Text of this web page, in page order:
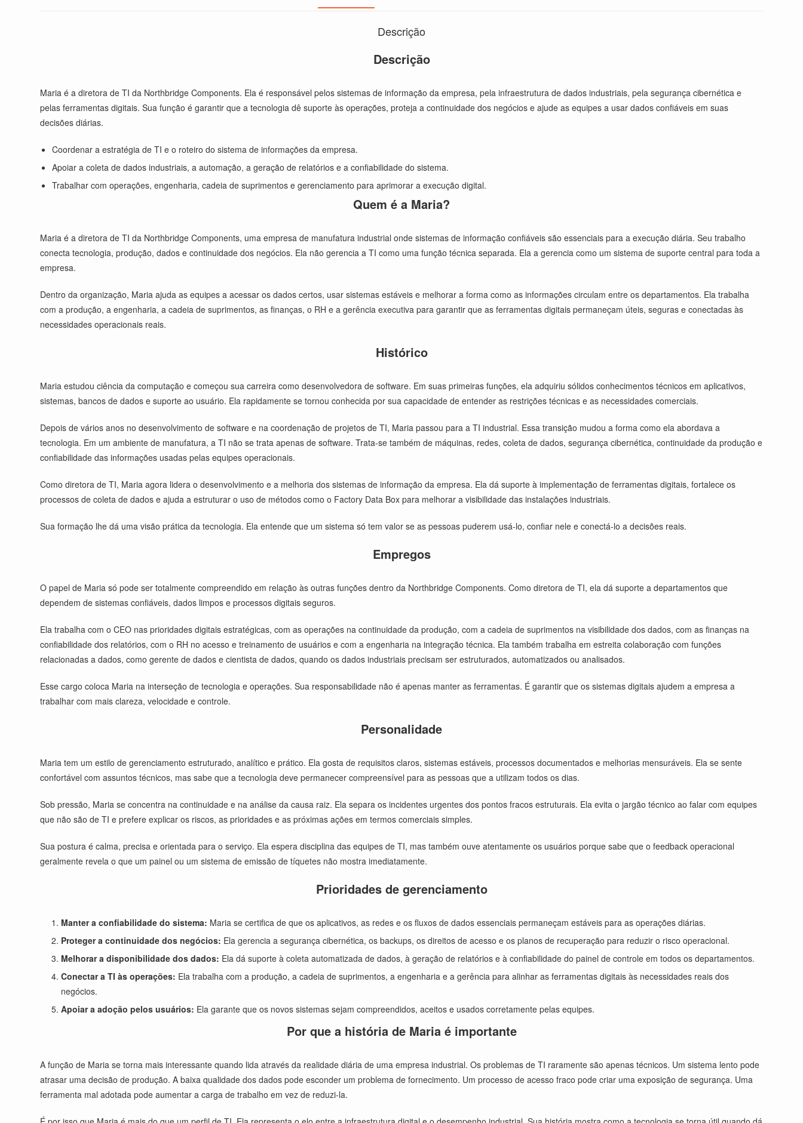
Descrição
Descrição
Maria é a diretora de TI da Northbridge Components. Ela é responsável pelos sistemas de informação da empresa, pela infraestrutura de dados industriais, pela segurança cibernética e
pelas ferramentas digitais. Sua função é garantir que a tecnologia dê suporte às operações, proteja a continuidade dos negócios e ajude as equipes a usar dados confiáveis em suas
decisões diárias.
Coordenar a estratégia de TI e o roteiro do sistema de informações da empresa.
Apoiar a coleta de dados industriais, a automação, a geração de relatórios e a confiabilidade do sistema.
Trabalhar com operações, engenharia, cadeia de suprimentos e gerenciamento para aprimorar a execução digital.
Quem é a Maria?
Maria é a diretora de TI da Northbridge Components, uma empresa de manufatura industrial onde sistemas de informação confiáveis são essenciais para a execução diária. Seu trabalho
conecta tecnologia, produção, dados e continuidade dos negócios. Ela não gerencia a TI como uma função técnica separada. Ela a gerencia como um sistema de suporte central para toda a
empresa.
Dentro da organização, Maria ajuda as equipes a acessar os dados certos, usar sistemas estáveis e melhorar a forma como as informações circulam entre os departamentos. Ela trabalha
com a produção, a engenharia, a cadeia de suprimentos, as finanças, o RH e a gerência executiva para garantir que as ferramentas digitais permaneçam úteis, seguras e conectadas às
necessidades operacionais reais.
Histórico
Maria estudou ciência da computação e começou sua carreira como desenvolvedora de software. Em suas primeiras funções, ela adquiriu sólidos conhecimentos técnicos em aplicativos,
sistemas, bancos de dados e suporte ao usuário. Ela rapidamente se tornou conhecida por sua capacidade de entender as restrições técnicas e as necessidades comerciais.
Depois de vários anos no desenvolvimento de software e na coordenação de projetos de TI, Maria passou para a TI industrial. Essa transição mudou a forma como ela abordava a
tecnologia. Em um ambiente de manufatura, a TI não se trata apenas de software. Trata-se também de máquinas, redes, coleta de dados, segurança cibernética, continuidade da produção e
confiabilidade das informações usadas pelas equipes operacionais.
Como diretora de TI, Maria agora lidera o desenvolvimento e a melhoria dos sistemas de informação da empresa. Ela dá suporte à implementação de ferramentas digitais, fortalece os
processos de coleta de dados e ajuda a estruturar o uso de métodos como o Factory Data Box para melhorar a visibilidade das instalações industriais.
Sua formação lhe dá uma visão prática da tecnologia. Ela entende que um sistema só tem valor se as pessoas puderem usá-lo, confiar nele e conectá-lo a decisões reais.
Empregos
O papel de Maria só pode ser totalmente compreendido em relação às outras funções dentro da Northbridge Components. Como diretora de TI, ela dá suporte a departamentos que
dependem de sistemas confiáveis, dados limpos e processos digitais seguros.
Ela trabalha com o CEO nas prioridades digitais estratégicas, com as operações na continuidade da produção, com a cadeia de suprimentos na visibilidade dos dados, com as finanças na
confiabilidade dos relatórios, com o RH no acesso e treinamento de usuários e com a engenharia na integração técnica. Ela também trabalha em estreita colaboração com funções
relacionadas a dados, como gerente de dados e cientista de dados, quando os dados industriais precisam ser estruturados, automatizados ou analisados.
Esse cargo coloca Maria na interseção de tecnologia e operações. Sua responsabilidade não é apenas manter as ferramentas. É garantir que os sistemas digitais ajudem a empresa a
trabalhar com mais clareza, velocidade e controle.
Personalidade
Maria tem um estilo de gerenciamento estruturado, analítico e prático. Ela gosta de requisitos claros, sistemas estáveis, processos documentados e melhorias mensuráveis. Ela se sente
confortável com assuntos técnicos, mas sabe que a tecnologia deve permanecer compreensível para as pessoas que a utilizam todos os dias.
Sob pressão, Maria se concentra na continuidade e na análise da causa raiz. Ela separa os incidentes urgentes dos pontos fracos estruturais. Ela evita o jargão técnico ao falar com equipes
que não são de TI e prefere explicar os riscos, as prioridades e as próximas ações em termos comerciais simples.
Sua postura é calma, precisa e orientada para o serviço. Ela espera disciplina das equipes de TI, mas também ouve atentamente os usuários porque sabe que o feedback operacional
geralmente revela o que um painel ou um sistema de emissão de tíquetes não mostra imediatamente.
Prioridades de gerenciamento
Manter a confiabilidade do sistema: Maria se certifica de que os aplicativos, as redes e os fluxos de dados essenciais permaneçam estáveis para as operações diárias.
Proteger a continuidade dos negócios: Ela gerencia a segurança cibernética, os backups, os direitos de acesso e os planos de recuperação para reduzir o risco operacional.
Melhorar a disponibilidade dos dados: Ela dá suporte à coleta automatizada de dados, à geração de relatórios e à confiabilidade do painel de controle em todos os departamentos.
Conectar a TI às operações: Ela trabalha com a produção, a cadeia de suprimentos, a engenharia e a gerência para alinhar as ferramentas digitais às necessidades reais dos
negócios.
Apoiar a adoção pelos usuários: Ela garante que os novos sistemas sejam compreendidos, aceitos e usados corretamente pelas equipes.
Por que a história de Maria é importante
A função de Maria se torna mais interessante quando lida através da realidade diária de uma empresa industrial. Os problemas de TI raramente são apenas técnicos. Um sistema lento pode
atrasar uma decisão de produção. A baixa qualidade dos dados pode esconder um problema de fornecimento. Um processo de acesso fraco pode criar uma exposição de segurança. Uma
ferramenta mal adotada pode aumentar a carga de trabalho em vez de reduzi-la.